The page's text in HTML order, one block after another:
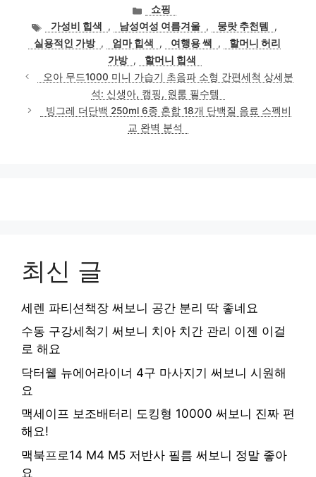
카
테
고
리
쇼핑
태
그
가성비 힙색 , 남성여성 여름겨울 , 뭉랏 추천템
,
실용적인 가방 , 엄마 힙색 , 여행용 쌕 ,
할머니 허리
가방 ,
할머니 힙색
오아 무드1000 미니 가습기 초음파 소형 간편세척 상세분
석: 신생아, 캠핑, 원룸 필수템
빙그레 더단백 250ml 6종 혼합 18개 단백질 음료 스펙비
교 완벽 분석
최신 글
세렌 파티션책장 써보니 공간 분리 딱 좋네요
수동 구강세척기 써보니 치아 치간 관리 이젠 이걸
로 해요
닥터웰 뉴에어라이너 4구 마사지기 써보니 시원해
요
맥세이프 보조배터리 도킹형 10000 써보니 진짜 편
해요!
맥북프로14 M4 M5 저반사 필름 써보니 정말 좋아
요